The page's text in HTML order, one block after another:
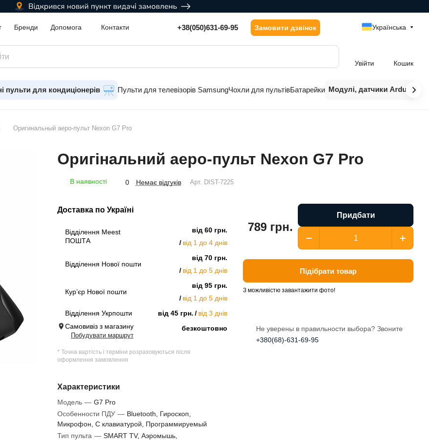
Бренди Допомога Контакти +38(050)631-69-95 Замовити дзвінок Українська
Увійти Кошик
пульти для кондиціонерів Пульти для телевізорів SamsungЧохли для пультівБатарейки Модулі, датчики Arduino
Оригинальный аеро-пульт Nexon G7 Pro
Оригінальний аеро-пульт Nexon G7 Pro
В наявності 0 Немає відгуків Арт. DIST-7225
Доставка по Україні
Відділення Meest
ПОШТА
від 60 грн.
від 1 до 4 днів
Відділення Нової пошти
від 70 грн.
від 1 до 5 днів
Кур’єр Нової пошти
від 95 грн.
від 1 до 5 днів
Відділення Укрпошти
від 45 грн.
від 3 днів
Самовивіз з магазину
Побудувати маршрут
безкоштовно
* Точна вартість і терміни розраховуються після
оформлення замовлення
Характеристики
Модель — G7 Pro
Особенности ПДУ — Bluetooth, Гироскоп,
Микрофон, С клавиатурой, Программируемый
Тип пульта — SMART TV, Аэромышь,
789 грн.
Придбати
Підібрати товар
З можливістю завантажити фото!
Не уверены в правильности выбора? Звоните
+380(68)-631-69-95